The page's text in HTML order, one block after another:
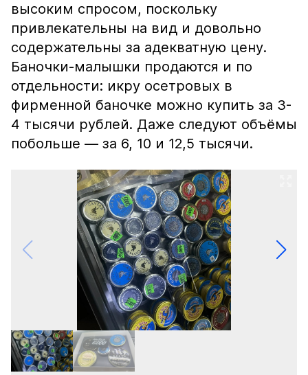
высоким спросом, поскольку
привлекательны на вид и довольно
содержательны за адекватную цену.
Баночки-малышки продаются и по
отдельности: икру осетровых в
фирменной баночке можно купить за 3-
4 тысячи рублей. Даже следуют объёмы
побольше — за 6, 10 и 12,5 тысячи.